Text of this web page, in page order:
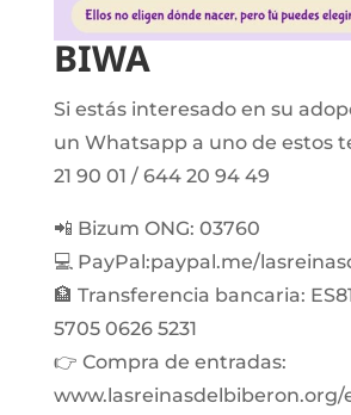
BIWA
Si estás interesado en su
un Whatsapp a uno de estos
21 90 01 / 644 20 94 49
📲 Bizum ONG: 03760
💻 PayPal:paypal.me/
🏦 Transferencia bancaria:
5705 0626 5231
👉 Compra de entradas:
www.lasreinasdelbiberon.org/